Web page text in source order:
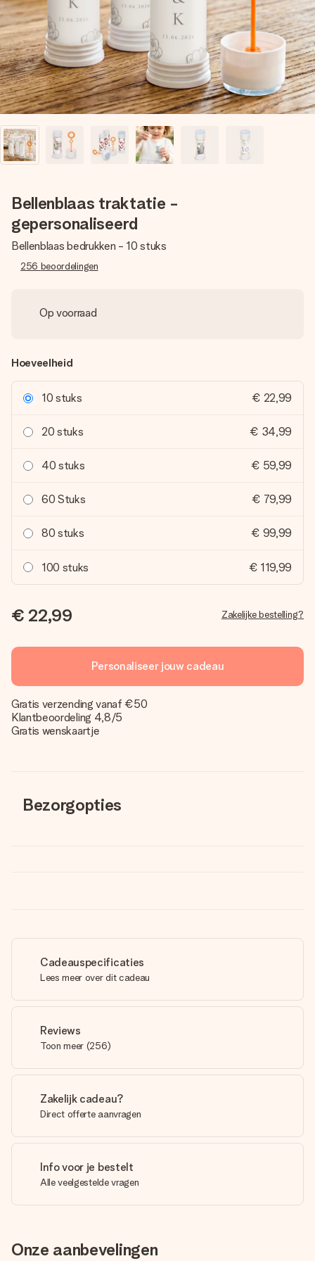
jullie foto of een boodschap die raakt. Zonder gedoe, maar
met alle aandacht voor het moment.
Bellenblaas traktatie -
gepersonaliseerd
Bellenblaas bedrukken - 10 stuks
256 beoordelingen
Op voorraad
Hoeveelheid
10 stuks € 22,99
20 stuks € 34,99
40 stuks € 59,99
60 Stuks € 79,99
80 stuks € 99,99
100 stuks € 119,99
€ 22,99 Zakelijke bestelling?
Personaliseer jouw cadeau
Gratis verzending vanaf €50
Klantbeoordeling 4,8/5
Gratis wenskaartje
Bezorgopties
Cadeauspecificaties
Lees meer over dit cadeau
Reviews
Toon meer (256)
Zakelijk cadeau?
Direct offerte aanvragen
Info voor je bestelt
Alle veelgestelde vragen
Onze aanbevelingen